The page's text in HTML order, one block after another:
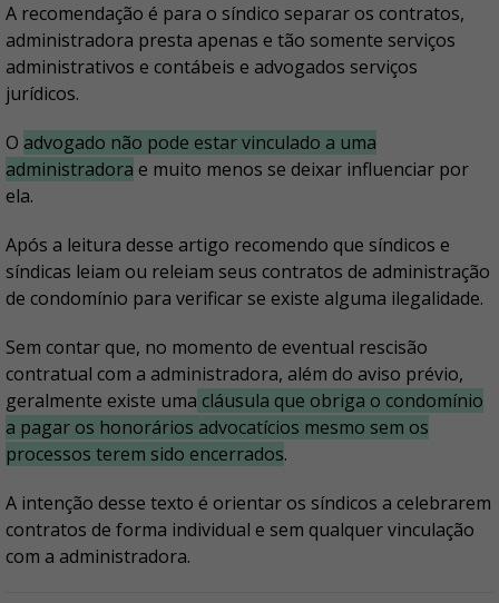
A recomendação é para o síndico separar os contratos,
administradora presta apenas e tão somente serviços
administrativos e contábeis e advogados serviços
jurídicos.
O advogado não pode estar vinculado a uma
administradora e muito menos se deixar influenciar por
ela.
Após a leitura desse artigo recomendo que síndicos e
síndicas leiam ou releiam seus contratos de administração
de condomínio para verificar se existe alguma ilegalidade.
Sem contar que, no momento de eventual rescisão
contratual com a administradora, além do aviso prévio,
geralmente existe uma cláusula que obriga o condomínio
a pagar os honorários advocatícios mesmo sem os
processos terem sido encerrados.
A intenção desse texto é orientar os síndicos a celebrarem
contratos de forma individual e sem qualquer vinculação
com a administradora.